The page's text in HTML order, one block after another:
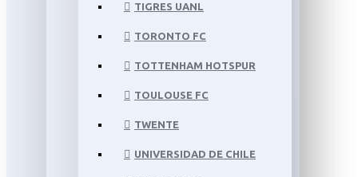
TIGRES UANL
TORONTO FC
TOTTENHAM HOTSPUR
TOULOUSE FC
TWENTE
UNIVERSIDAD DE CHILE